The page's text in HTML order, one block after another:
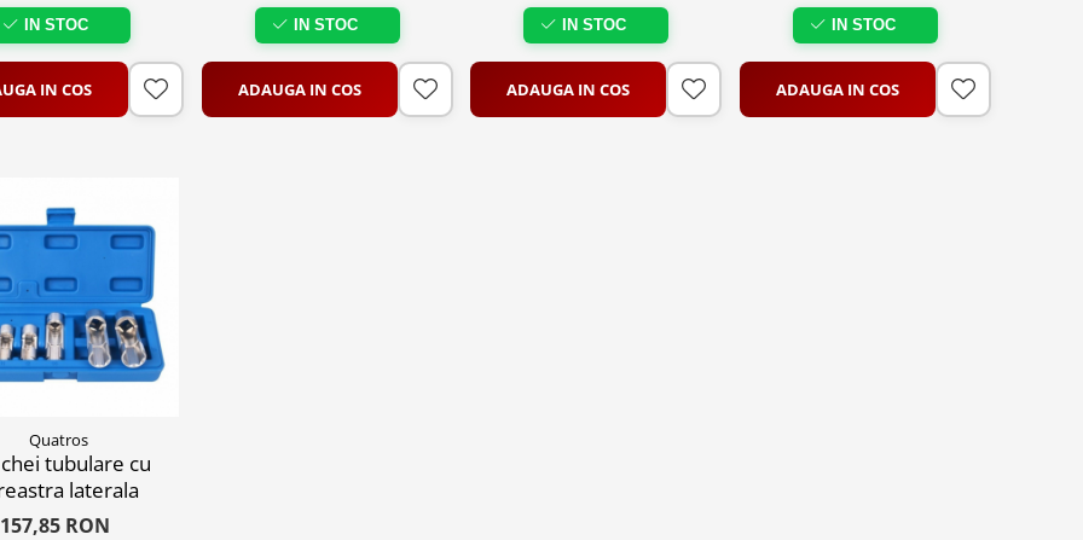
IN STOC
IN COS
IN STOC
ADAUGA IN COS
IN STOC
ADAUGA IN COS
IN STOC
ADAUGA IN COS
Quatros
tubulare cu
laterala
157,85 RON